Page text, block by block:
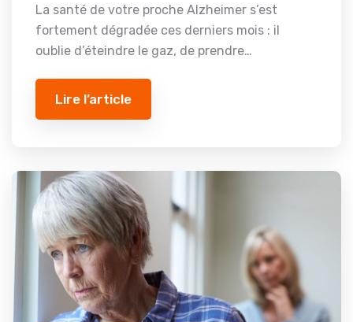
La santé de votre proche Alzheimer s’est
fortement dégradée ces derniers mois : il
oublie d’éteindre le gaz, de prendre…
Lire l’article